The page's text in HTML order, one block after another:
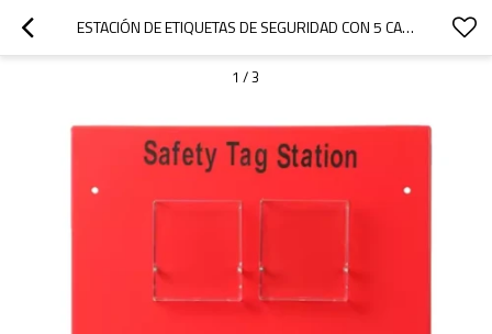
ESTACIÓN DE ETIQUETAS DE SEGURIDAD CON 5 CAJAS DE ETIQUETAS | LITALOCK LOCK OUT TAG OUT FABRICACIÓN
1 /3